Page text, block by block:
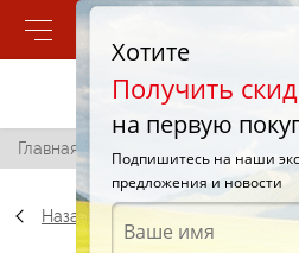
Позвонить
Главная / Nokian Hakkapeliitta 5
Назад
Хотите
Получить
на первую
Подпишитесь на наши
предложения и новости